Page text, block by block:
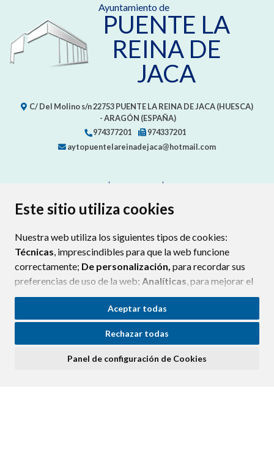
Este sitio utiliza cookies
Nuestra web utiliza los siguientes tipos de cookies:
Técnicas, imprescindibles para que la web funcione
correctamente; De personalización, para recordar sus
preferencias de uso de la web; Analíticas, para mejorar el
funcionamiento de la web y sus servicios.
Si acepta pulsando el botón“Aceptar todas”
consideramos que acepta su uso. Si pulsa el botón
ninguna acción, se guardarán las cookies técnicas
Aceptar todas
Rechazar todas
Panel de configuración de Cookies
Ayuntamiento de
PUENTE LA
REINA DE
JACA
C/ Del Molino s/n22753PUENTE LA REINA DE JACA (HUESCA)
- ARAGÓN (ESPAÑA)
974377201
974337201
aytopuentelareinadejaca@hotmail.com
PROTECCIÓN DE DATOS
POLÍTICA DE COOKIES